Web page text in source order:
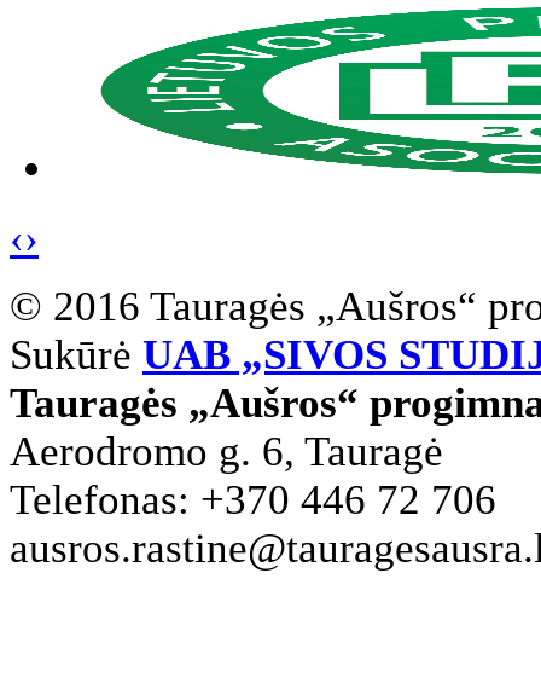
‹›
© 2016 Tauragės „Aušros“
Sukūrė UAB „SIVOS
Tauragės „Aušros“
Aerodromo g. 6, Tauragė
Telefonas: +370 446 72 706